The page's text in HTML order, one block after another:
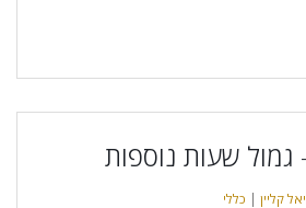
שעות נוספות
קליין | כללי